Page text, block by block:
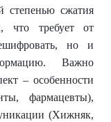
степенью сжатия
что требует от
но и
Важно
– особенности
фармацевты),
(Хижняк,